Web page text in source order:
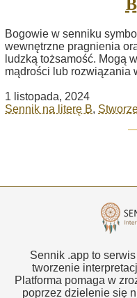
Bogowie w senniku
wewnętrzne pragnienia
ludzką tożsamość. Mogą
mądrości lub rozwiązania
1 listopada, 2024
Sennik na literę B,
Sennik .app to
tworzenie
Platforma pomaga w
poprzez dzielenie się